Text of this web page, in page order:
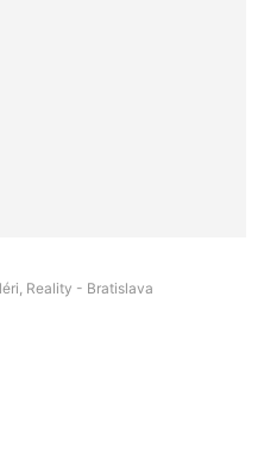
Reality - Bratislava